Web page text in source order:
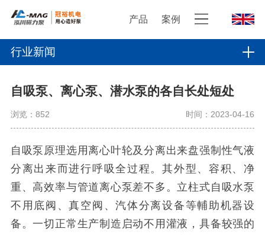
产品 案例
行业新闻
自吸泵、离心泵、潜水泵的各自长处短处
浏览： 852 时间：2023-04-16
自吸泵原理选用离心叶轮及分离出来盘强制性气液
分离出来而进行呼吸全过程。其外型、容积、净
重、高效率与管道离心泵差不多。立柱式自吸水泵
不用底阀、真空阀、汽体分离设备等輔助机器设
备。一切正常生产制造启动不用灌液，具备较强的